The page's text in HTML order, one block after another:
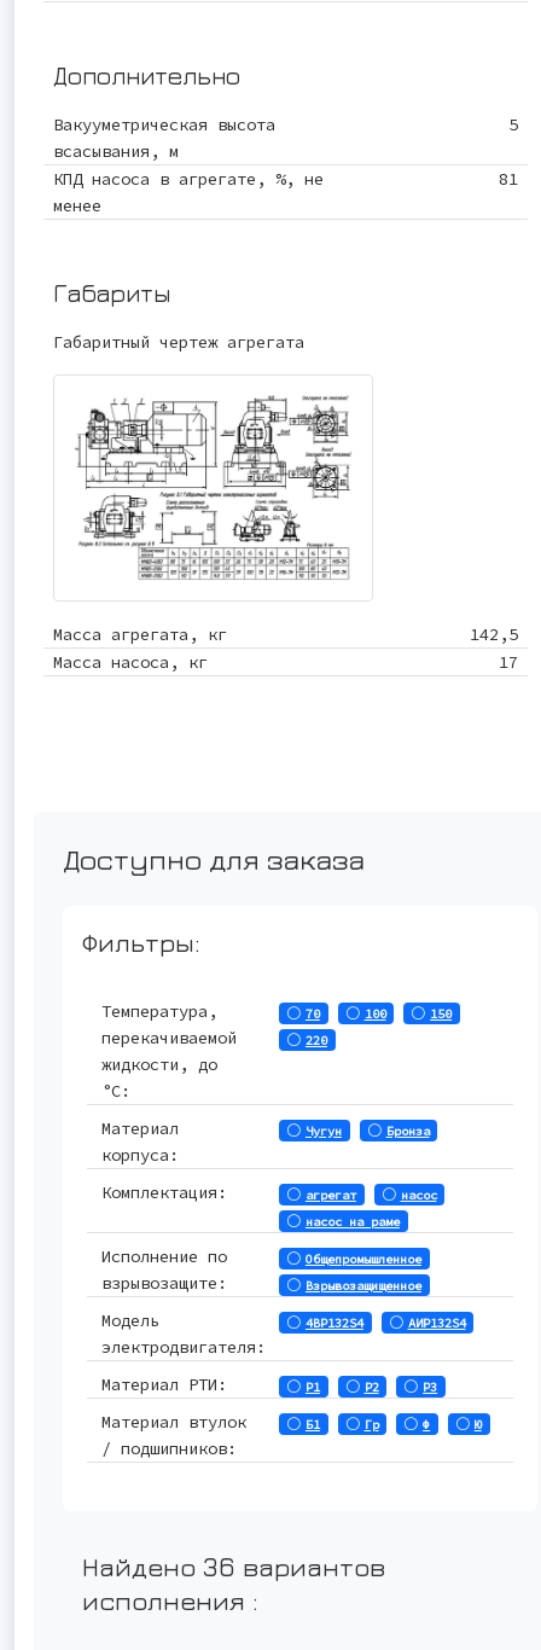
Дополнительно
Вакууметрическая высота
всасывания, м
5
КПД насоса в агрегате, %, не
менее
81
Габариты
Габаритный чертеж агрегата
Масса агрегата, кг
142,5
Масса насоса, кг
17
Доступно для заказа
Фильтры:
Температура,
перекачиваемой
жидкости, до
°С:
70 100
150
220
Материал
корпуса:
Чугун Бронза
Комплектация: агрегат
насос
насос на раме
Исполнение по
взрывозащите:
Общепромышленное
Взрывозащищенное
Модель
электродвигателя:
4ВР132S4 АИР132S4
Материал РТИ: Р1 Р2 Р3
Материал втулок
/ подшипников:
Б1 Гр Ф Ю
Найдено 36 вариантов
исполнения :